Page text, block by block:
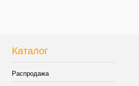
Каталог
Распродажа